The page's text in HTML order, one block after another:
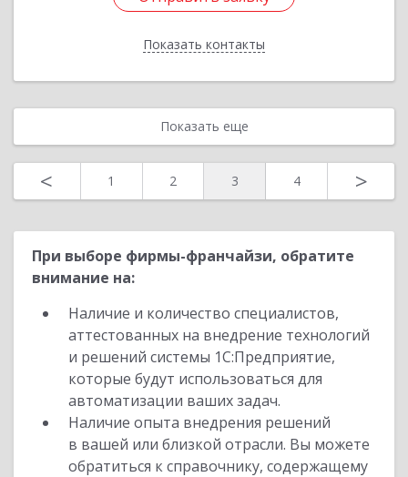
Показать контакты
Назад
Показать еще
< 1 2 3 4 >
При выборе фирмы-франчайзи, обратите
внимание на:
Наличие и количество специалистов,
аттестованных на внедрение технологий
и решений системы 1С:Предприятие,
которые будут использоваться для
автоматизации ваших задач.
Наличие опыта внедрения решений
в вашей или близкой отрасли. Вы можете
обратиться к справочнику, содержащему